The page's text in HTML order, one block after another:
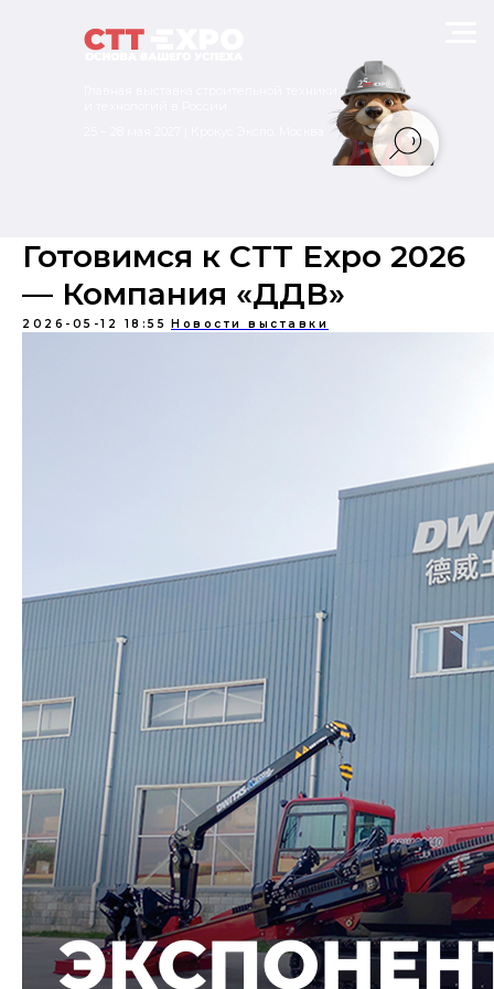
Готовимся к CTT Expo 2026
— Компания «ДДВ»
2026-05-12 18:55 Новости выставки